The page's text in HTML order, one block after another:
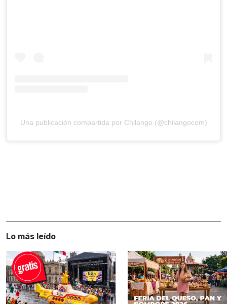
Una publicación compartida por Chilango (@chilangocom)
Lo más leído